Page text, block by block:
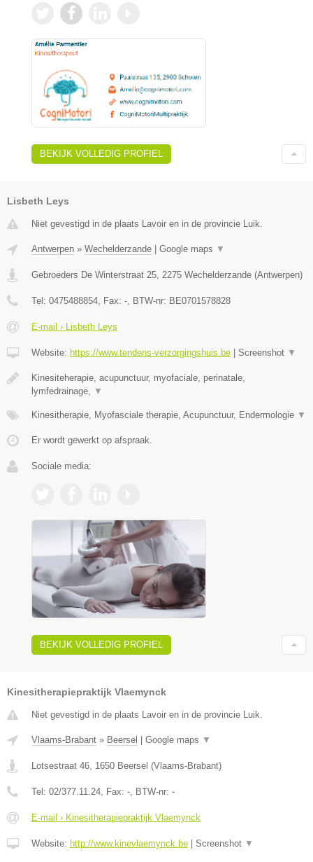
BEKIJK VOLLEDIG PROFIEL
Lisbeth Leys
Niet gevestigd in de plaats Lavoir en in de provincie Luik.
Antwerpen » Wechelderzande Google maps ▼
Gebroeders De Winterstraat 25 2275 Wechelderzande (Antwerpen)
Tel: 0475488854 , Fax: - , BTW-nr: BE0701578828
E-mail › Lisbeth Leys
Website: https://www.tendens-verzorgingshuis.be Screenshot ▼
Kinesiteherapie, acupunctuur, myofaciale, perinatale,
lymfedrainage,
▼
Kinesitherapie, Myofasciale therapie, Acupunctuur, Endermologie ▼
Er wordt gewerkt op afspraak.
Sociale media:
BEKIJK VOLLEDIG PROFIEL
Kinesitherapiepraktijk Vlaemynck
Niet gevestigd in de plaats Lavoir en in de provincie Luik.
Vlaams-Brabant » Beersel Google maps ▼
Lotsestraat 46 1650 Beersel (Vlaams-Brabant)
Tel: 02/377.11.24 , Fax: - , BTW-nr: -
E-mail › Kinesitherapiepraktijk Vlaemynck
Website: http://www.kinevlaemynck.be Screenshot ▼